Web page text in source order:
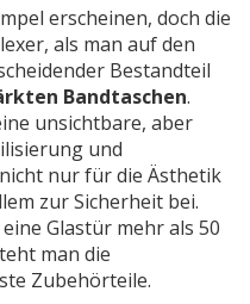
erscheinen, doch die
als man auf den
Bestandteil
Bandtaschen.
unsichtbare, aber
und
nur für die Ästhetik
zur Sicherheit bei.
Glastür mehr als 50
man die
Zubehörteile.